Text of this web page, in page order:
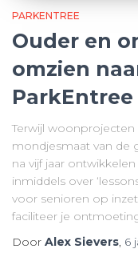
PARKENTREE
Ouder en
omzien
ParkEntree
Terwijl
mondjesmaat van de
na vijf jaar
inmiddels over
voor senioren op
faciliteer je
Door Alex Sievers, 6